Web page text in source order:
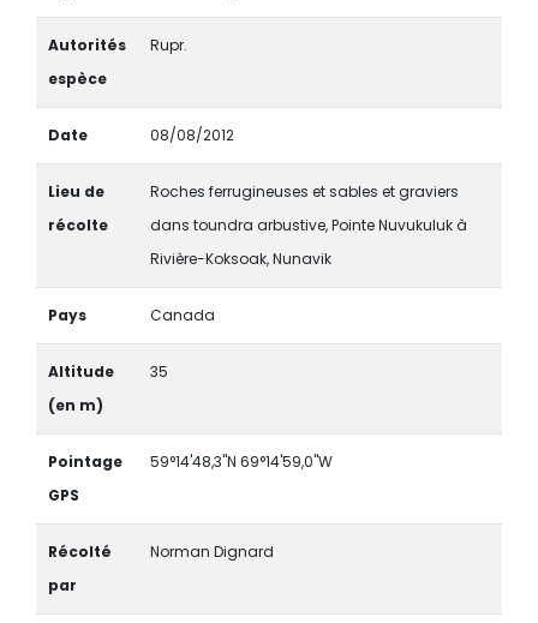
Autorités
espèce
Rupr.
Date 08/08/2012
Lieu de
récolte
Roches ferrugineuses et sables et graviers
dans toundra arbustive, Pointe Nuvukuluk à
Rivière-Koksoak, Nunavik
Pays Canada
Altitude
(en m)
35
Pointage
GPS
59°14'48,3"N 69°14'59,0"W
Récolté
par
Norman Dignard